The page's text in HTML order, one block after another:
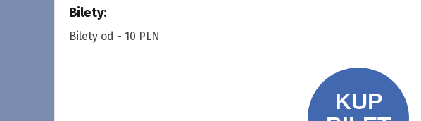
Bilety:
Bilety od - 10 PLN